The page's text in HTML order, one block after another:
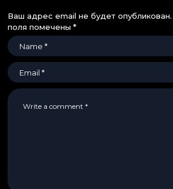
Ваш адрес email не будет опубликован.
поля помечены *